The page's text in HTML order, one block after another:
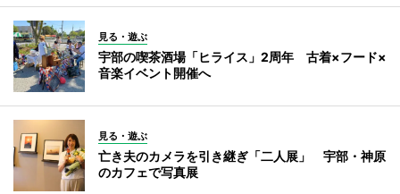
見る・遊ぶ
宇部の喫茶酒場「ヒライス」2周年 古着×フード×
音楽イベント開催へ
見る・遊ぶ
亡き夫のカメラを引き継ぎ「二人展」 宇部・神原
のカフェで写真展